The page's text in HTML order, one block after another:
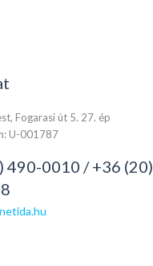
Fogarasi út 5. 27. ép
U-001787
490-0010 / +36 (20)